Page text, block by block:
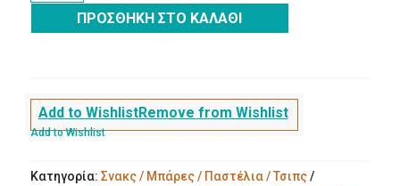
Φακής
χωρίς
γλουτένη
85g
Bio
ΠΡΟΣΘΉΚΗ ΣΤΟ ΚΑΛΆΘΙ
Add to WishlistRemove from Wishlist
Add to Wishlist
Κατηγορία: Σνακς / Μπάρες / Παστέλια / Τσιπς